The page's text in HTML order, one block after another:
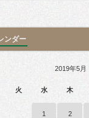
ンダー
2019年5月
火 水 木
1 2